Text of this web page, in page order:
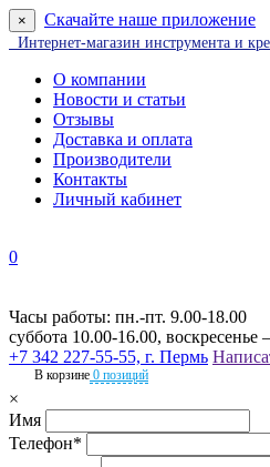
× Скачайте наше приложение
Интернет-магазин инструмента и
О компании
Новости и статьи
Отзывы
Доставка и оплата
Производители
Контакты
Личный кабинет
0
Часы работы: пн.-пт. 9.00-18.00
суббота 10.00-16.00, воскресенье
+7 342 227-55-55, г. Пермь
В корзине 0 позиций
×
Имя
Телефон*